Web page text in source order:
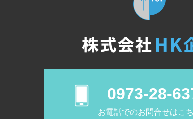
0973-28-
お電話でのお問合せはこち